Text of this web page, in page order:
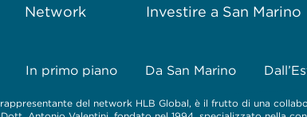
Network
Investire a San Marino
In primo piano Da San Marino
del network HLB Global, è il frutto di una